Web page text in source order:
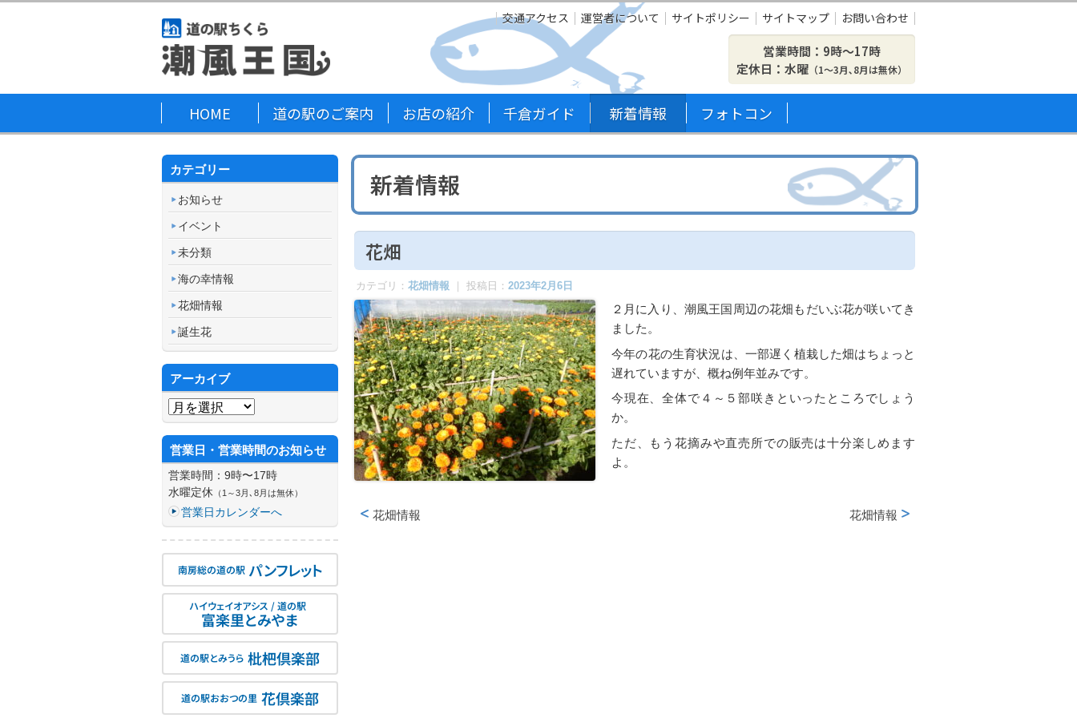
交通アクセス 運営者について サイトポリシー サイトマップ お問い合わせ
営業時間：9時〜17時
定休日：水曜 （1～3月､8月は無休）
HOME 道の駅のご案内 お店の紹介 千倉ガイド 新着情報 フォトコン
新着情報
花畑
カテゴリ： 花畑情報 ｜ 投稿日： 2023年2月6日
２月に入り、潮風王国周辺の花畑もだいぶ花が咲いてき
ました。
今年の花の生育状況は、一部遅く植栽した畑はちょっと
遅れていますが、概ね例年並みです。
今現在、全体で４～５部咲きといったところでしょう
か。
ただ、もう花摘みや直売所での販売は十分楽しめます
よ。
花畑情報
花畑情報
カテゴリー
お知らせ
イベント
未分類
海の幸情報
花畑情報
誕生花
アーカイブ
アーカイブ
営業日・営業時間のお知らせ
営業時間：9時〜17時
水曜定休 （1～3月､8月は無休）
営業日カレンダーへ
南房総の道の駅 パンフレット
ハイウェイオアシス / 道の駅
富楽里とみやま
道の駅とみうら 枇杷倶楽部
道の駅おおつの里 花倶楽部